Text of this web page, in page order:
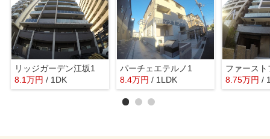
リッジガーデン江坂1
8.1万円 / 1DK
パーチェエテルノ1
8.4万円 / 1LDK 8.75万円 /